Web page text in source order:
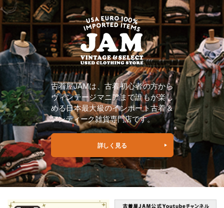
古着屋JAMは、古着初心者の方から
ヴィンテージマニアまで誰もが楽し
める日本最大級のインポート古着＆
アンティーク雑貨専門店です。
詳しく見る